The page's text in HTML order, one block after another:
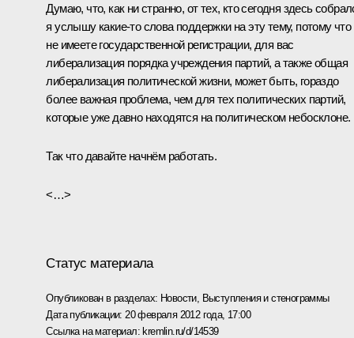
Думаю, что, как ни странно, от тех, кто сегодня здесь
я услышу какие‑то слова поддержки на эту тему, потому
не имеете государственной регистрации, для вас
либерализация порядка учреждения партий, а также общая
либерализация политической жизни, может быть, гораздо
более важная проблема, чем для тех политических партий,
которые уже давно находятся на политическом небосклоне.
Так что давайте начнём работать.
<…>
Статус материала
Опубликован в разделах: Новости, Выступления и стенограммы
Дата публикации: 20 февраля 2012 года, 17:00
Ссылка на материал: kremlin.ru/d/14539